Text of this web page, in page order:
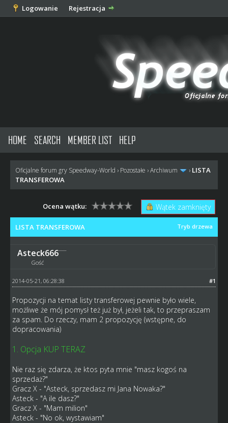
Logowanie Rejestracja
HOME SEARCH MEMBER LIST HELP
Oficjalne forum gry Speedway-World › Pozostałe ›Archiwum › LISTA
TRANSFEROWA
Wątek zamknięty
Ocena wątku:
Tryb drzewa
LISTA TRANSFEROWA
Asteck666
Gość
#1
2014-05-21, 06:28:38
Propozycji na temat listy transferowej pewnie było wiele,
możliwe że mój pomysł też już był, jeżeli tak, to przepraszam
za spam. Do rzeczy, mam 2 propozycję (wstępne, do
dopracowania)
1. Opcja KUP TERAZ
Nie raz się zdarza, że ktos pyta mnie "masz kogoś na
sprzedaż?"
Gracz X - "Asteck, sprzedasz mi Jana Nowaka?"
Asteck - "A ile dasz?"
Gracz X - "Mam milion"
Asteck - "No ok, wystawiam"